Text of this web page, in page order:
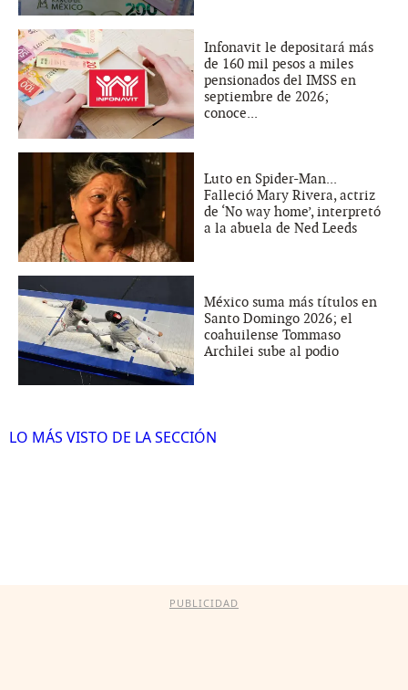
Infonavit le depositará más
de 160 mil pesos a miles
pensionados del IMSS en
septiembre de 2026;
conoce...
Luto en Spider-Man...
Falleció Mary Rivera, actriz
de ‘No way home’, interpretó
a la abuela de Ned Leeds
México suma más títulos en
Santo Domingo 2026; el
coahuilense Tommaso
Archilei sube al podio
LO MÁS VISTO DE LA SECCIÓN
PUBLICIDAD